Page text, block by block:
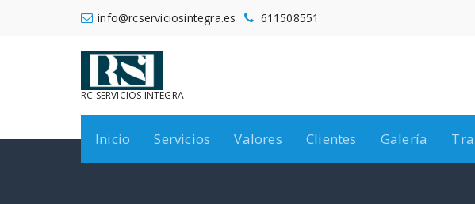
contenido
info@rcserviciosintegra.es 611508551
RC SERVICIOS INTEGRA
Inicio Servicios Valores Clientes Galería